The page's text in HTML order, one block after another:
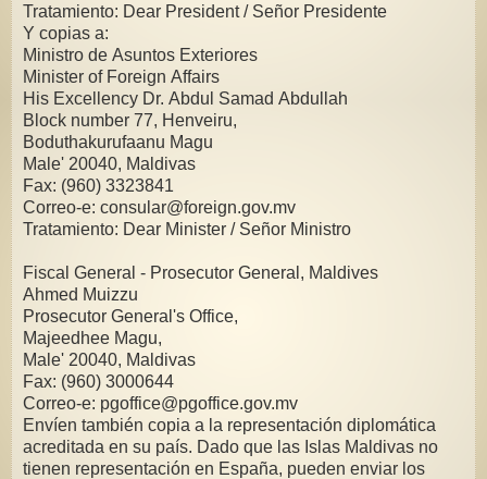
Tratamiento: Dear President / Señor Presidente
Y copias a:
Ministro de Asuntos Exteriores
Minister of Foreign Affairs
His Excellency Dr. Abdul Samad Abdullah
Block number 77, Henveiru,
Boduthakurufaanu Magu
Male' 20040, Maldivas
Fax: (960) 3323841
Correo-e: consular@foreign.gov.mv
Tratamiento: Dear Minister / Señor Ministro
Fiscal General - Prosecutor General, Maldives
Ahmed Muizzu
Prosecutor General's Office,
Majeedhee Magu,
Male' 20040, Maldivas
Fax: (960) 3000644
Correo-e: pgoffice@pgoffice.gov.mv
Envíen también copia a la representación diplomática
acreditada en su país. Dado que las Islas Maldivas no
tienen representación en España, pueden enviar los